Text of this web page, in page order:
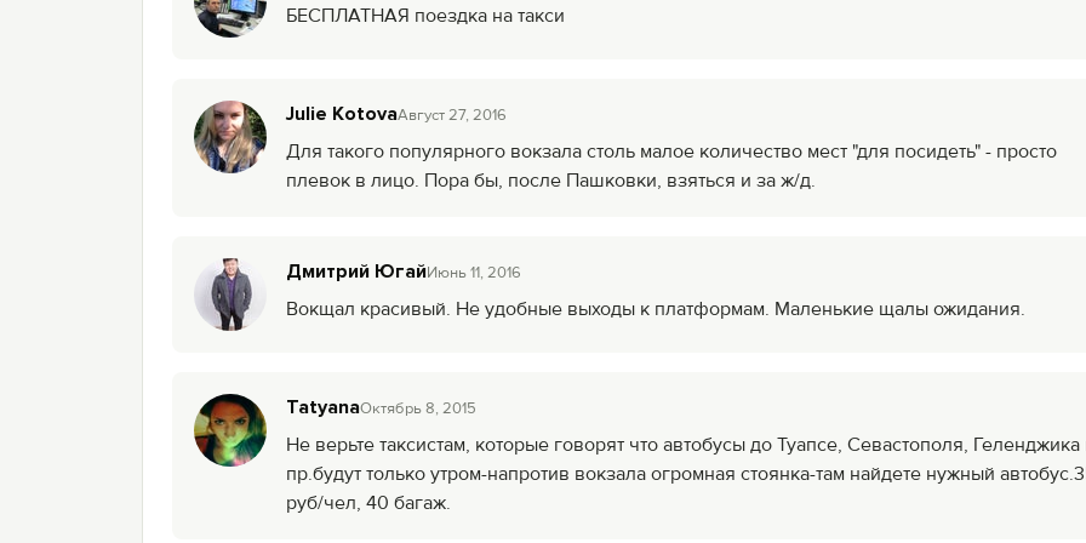
БЕСПЛАТНАЯ поездка на такси
Julie KotovaАвгуст 27, 2016
Для такого популярного вокзала столь малое количество мест "для посидеть" - просто
плевок в лицо. Пора бы, после Пашковки, взяться и за ж/д.
Дмитрий ЮгайИюнь 11, 2016
Вокщал красивый. Не удобные выходы к платформам. Маленькие щалы ожидания.
TatyanaОктябрь 8, 2015
Не верьте таксистам, которые говорят что автобусы до Туапсе, Севастополя, Геленджика
пр.будут только утром-напротив вокзала огромная стоянка-там найдете нужный
руб/чел, 40 багаж.